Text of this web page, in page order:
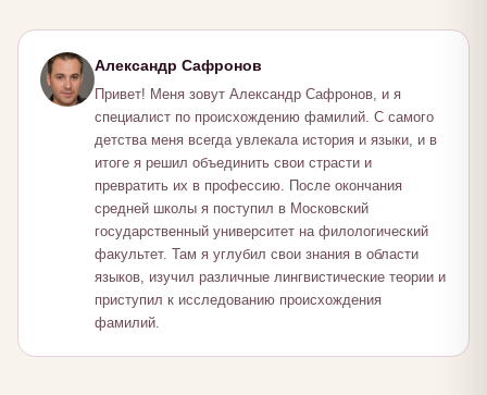
Александр Сафронов
Привет! Меня зовут Александр Сафронов, и я
специалист по происхождению фамилий. С самого
детства меня всегда увлекала история и языки, и в
итоге я решил объединить свои страсти и
превратить их в профессию. После окончания
средней школы я поступил в Московский
государственный университет на филологический
факультет. Там я углубил свои знания в области
языков, изучил различные лингвистические теории и
приступил к исследованию происхождения
фамилий.